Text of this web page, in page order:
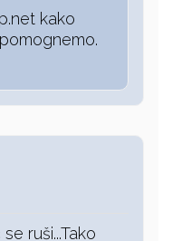
kako
ruši...Tako